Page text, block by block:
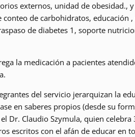
externos, unidad de obesidad.,
de carbohidratos, educación
de diabetes 1, soporte
la medicación a pacientes
del servicio jerarquizan la
en saberes propios (desde su
Dr. Claudio Szymula, quien
escritos con el afán de educar en